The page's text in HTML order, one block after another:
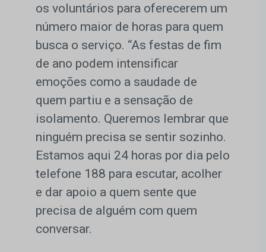
os voluntários para oferecerem um
número maior de horas para quem
busca o serviço. “As festas de fim
de ano podem intensificar
emoções como a saudade de
quem partiu e a sensação de
isolamento. Queremos lembrar que
ninguém precisa se sentir sozinho.
Estamos aqui 24 horas por dia pelo
telefone 188 para escutar, acolher
e dar apoio a quem sente que
precisa de alguém com quem
conversar.